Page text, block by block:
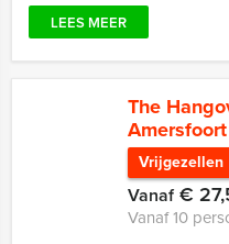
LEES MEER
The
Amersfoort
Vrijgezellen
Vanaf€
Vanaf 10